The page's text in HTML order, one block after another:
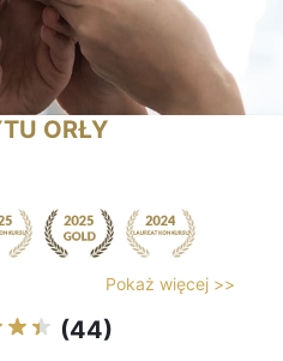
ORŁY
Pokaż więcej >>
(44)